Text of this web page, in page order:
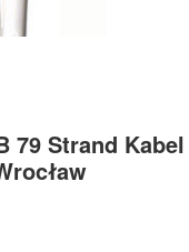
79 Strand Kabel